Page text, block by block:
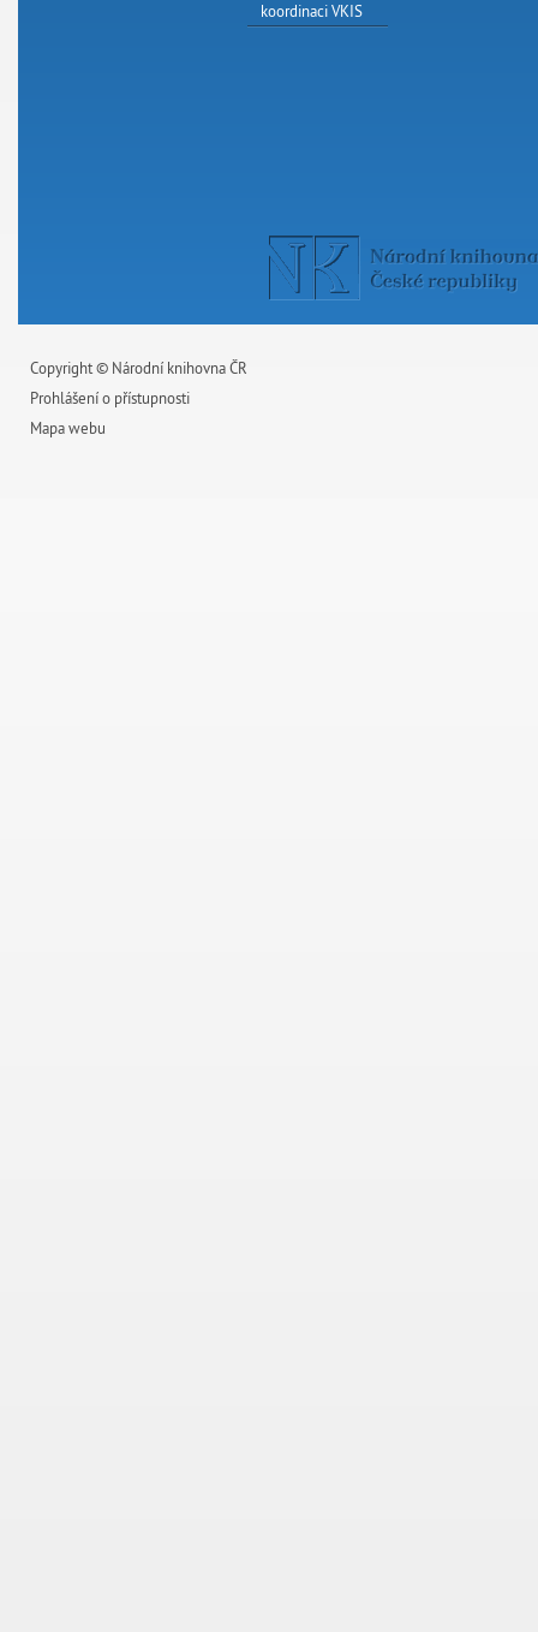
koordinaci VKIS
Copyright © Národní knihovna ČR
Prohlášení o přístupnosti
Mapa webu